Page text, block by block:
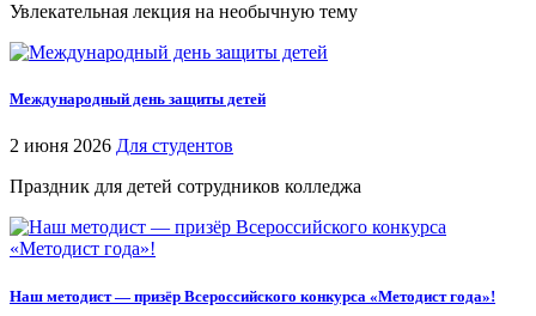
Увлекательная лекция на необычную тему
Международный день защиты детей
2 июня 2026 Для студентов
Праздник для детей сотрудников колледжа
Наш методист — призёр Всероссийского конкурса «Методист года»!